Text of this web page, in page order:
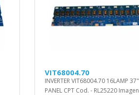
VIT68004.70
INVERTER VIT68004.70 16LAMP 37"
PANEL CPT Cod. - RL25220 Imagen